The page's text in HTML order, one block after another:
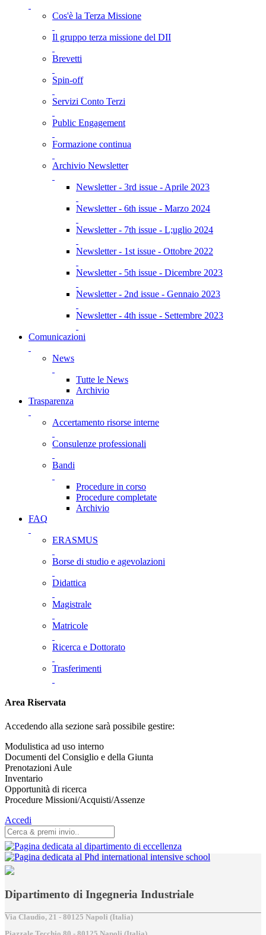
Cos'è la Terza Missione
Il gruppo terza missione del DII
Brevetti
Spin-off
Servizi Conto Terzi
Public Engagement
Formazione continua
Archivio Newsletter
Newsletter - 3rd issue - Aprile 2023
Newsletter - 6th issue - Marzo 2024
Newsletter - 7th issue - L;uglio 2024
Newsletter - 1st issue - Ottobre 2022
Newsletter - 5th issue - Dicembre 2023
Newsletter - 2nd issue - Gennaio 2023
Newsletter - 4th issue - Settembre 2023
Comunicazioni
News
Tutte le News
Archivio
Trasparenza
Accertamento risorse interne
Consulenze professionali
Bandi
Procedure in corso
Procedure completate
Archivio
FAQ
ERASMUS
Borse di studio e agevolazioni
Didattica
Magistrale
Matricole
Ricerca e Dottorato
Trasferimenti
Area Riservata
Accedendo alla sezione sarà possibile gestire:
Modulistica ad uso interno
Documenti del Consiglio e della Giunta
Prenotazioni Aule
Inventario
Opportunità di ricerca
Procedure Missioni/Acquisti/Assenze
Accedi
Dipartimento di Ingegneria Industriale
Via Claudio, 21 - 80125 Napoli (Italia)